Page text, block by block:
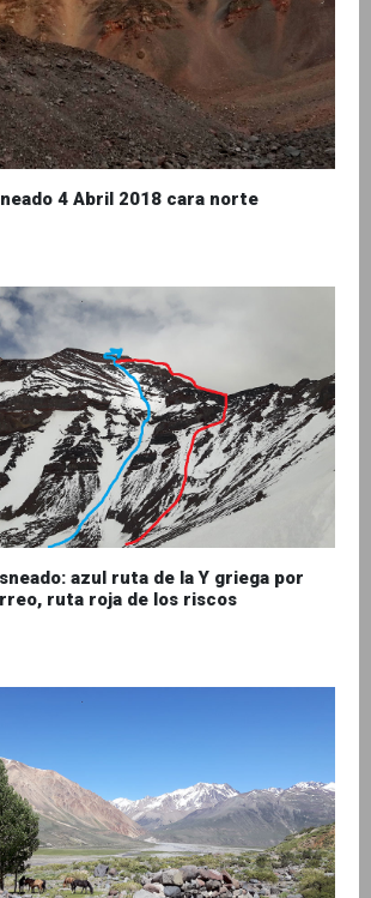
4 Abril 2018 cara norte
azul ruta de la Y griega por
ruta roja de los riscos